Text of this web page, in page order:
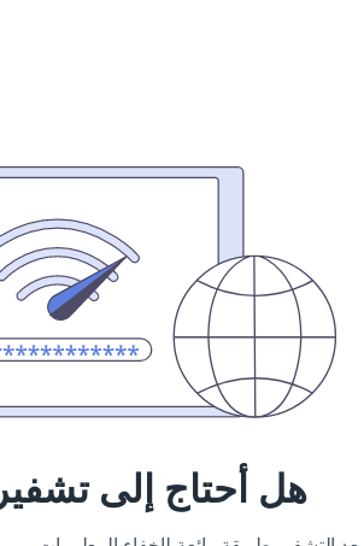
هل أحتاج إلى تشفير VPN؟